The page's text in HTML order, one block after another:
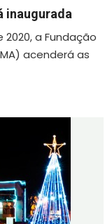
inaugurada
a Fundação
acenderá as